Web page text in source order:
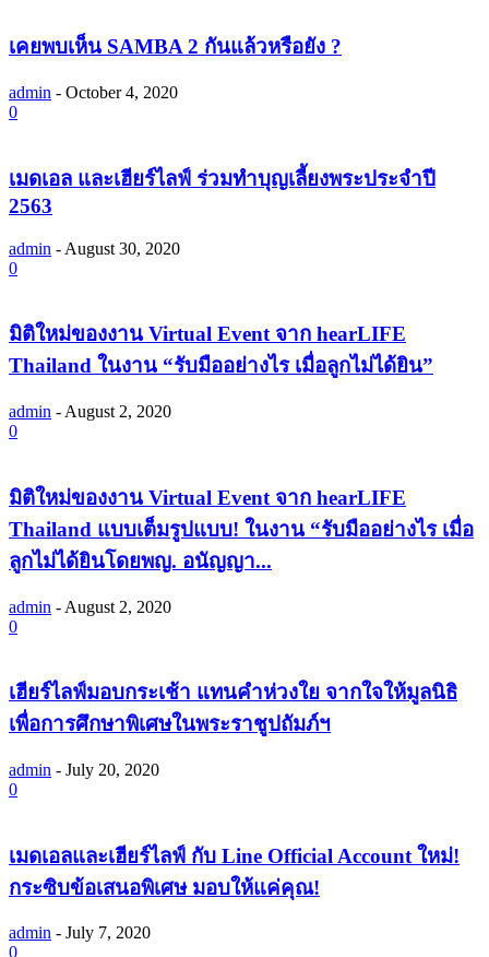
เคยพบเห็น SAMBA 2 กันแล้วหรือยัง ?
admin - October 4, 2020
0
เมดเอล และเฮียร์ไลฟ์ ร่วมทำบุญเลี้ยงพระประจำปี
2563
admin - August 30, 2020
0
มิติใหม่ของงาน Virtual Event จาก hearLIFE
Thailand ในงาน “รับมืออย่างไร เมื่อลูกไม่ได้ยิน”
admin - August 2, 2020
0
มิติใหม่ของงาน Virtual Event จาก hearLIFE
Thailand แบบเต็มรูปแบบ! ในงาน “รับมืออย่างไร เมื่อ
ลูกไม่ได้ยินโดยพญ. อนัญญา...
admin - August 2, 2020
0
เฮียร์ไลฟ์มอบกระเช้า แทนคำห่วงใย จากใจให้มูลนิธิ
เพื่อการศึกษาพิเศษในพระราชูปถัมภ์ฯ
admin - July 20, 2020
0
เมดเอลและเฮียร์ไลฟ์ กับ Line Official Account ใหม่!
กระซิบข้อเสนอพิเศษ มอบให้แค่คุณ!
admin - July 7, 2020
0